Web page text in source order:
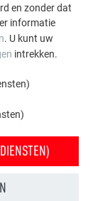
&
maar het is
en zonder dat
informatie
. U kunt uw
intrekken.